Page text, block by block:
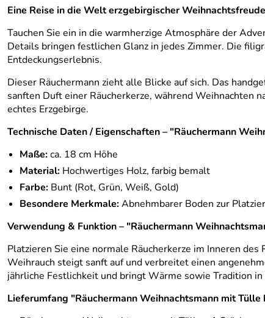
Eine Reise in die Welt erzgebirgischer
Tauchen Sie ein in die warmherzige Atmosphäre der
Details bringen festlichen Glanz in jedes Zimmer. Die
Entdeckungserlebnis.
Dieser Räuchermann zieht alle Blicke auf sich. Das
sanften Duft einer Räucherkerze, während Weihnachten
echtes Erzgebirge.
Technische Daten / Eigenschaften – "Räuchermann
Maße:ca. 18 cm Höhe
Material: Hochwertiges Holz, farbig bemalt
Farbe: Bunt (Rot, Grün, Weiß, Gold)
Besondere Merkmale:Abnehmbarer Boden zur
Verwendung & Funktion – "Räuchermann
Platzieren Sie eine normale Räucherkerze im Inneren
Weihrauch steigt sanft auf und verbreitet einen
jährliche Festlichkeit und bringt Wärme sowie Tradition in
Lieferumfang "Räuchermann Weihnachtsmann mit Tülle